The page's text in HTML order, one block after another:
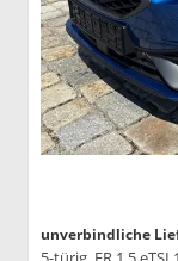
unverbindliche